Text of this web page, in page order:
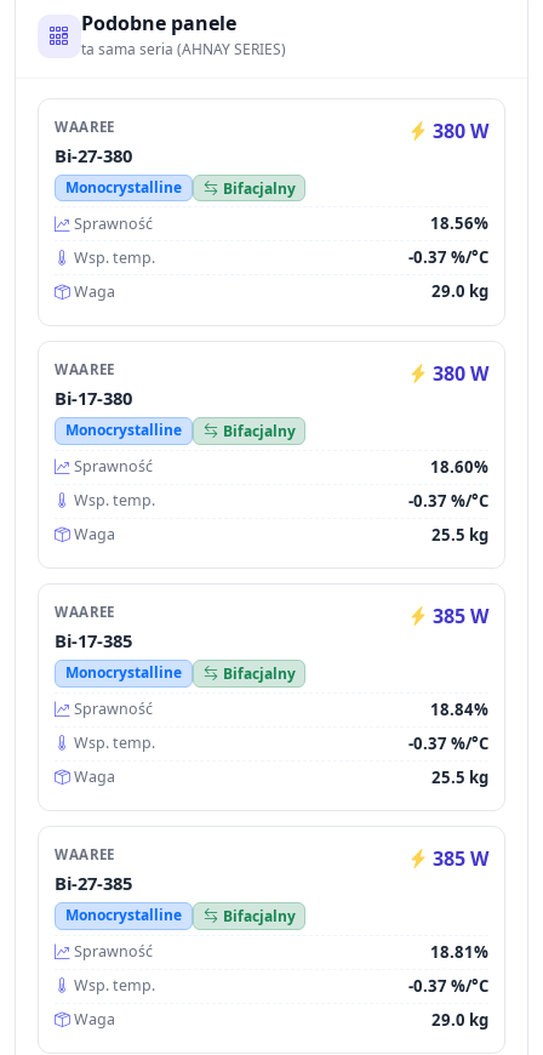
Podobne panele
ta sama seria (AHNAY SERIES)
WAAREE 380 W
Bi-27-380
Monocrystalline
Bifacjalny
Sprawność
18.56%
Wsp. temp. -0.37 %/°C
Waga 29.0 kg
WAAREE 380 W
Bi-17-380
Monocrystalline
Bifacjalny
Sprawność
18.60%
Wsp. temp. -0.37 %/°C
Waga 25.5 kg
WAAREE 385 W
Bi-17-385
Monocrystalline
Bifacjalny
Sprawność
18.84%
Wsp. temp. -0.37 %/°C
Waga 25.5 kg
WAAREE 385 W
Bi-27-385
Monocrystalline
Bifacjalny
Sprawność
18.81%
Wsp. temp. -0.37 %/°C
Waga 29.0 kg